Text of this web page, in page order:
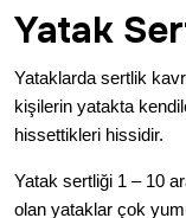
Yatak
Yataklarda sertlik
kişilerin yatakta
hissettikleri hissidir.
Yatak sertliği 1 – 10
olan yataklar çok